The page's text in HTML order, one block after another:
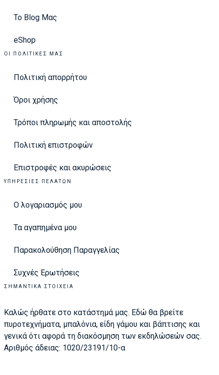
Το Blog Μας
eShop
ΟΙ ΠΟΛΙΤΙΚΈΣ ΜΑΣ
Πολιτική απορρήτου
Όροι χρήσης
Τρόποι πληρωμής και αποστολής
Πολιτική επιστροφών
Επιστροφές και ακυρώσεις
ΥΠΗΡΕΣΊΕΣ ΠΕΛΑΤΏΝ
Ο λογαριασμός μου
Τα αγαπημένα μου
Παρακολούθηση Παραγγελίας
Συχνές Ερωτήσεις
ΣΗΜΑΝΤΙΚΆ ΣΤΟΙΧΕΊΑ
Καλώς ήρθατε στο κατάστημά μας. Εδώ θα βρείτε
πυροτεχνήματα, μπαλόνια, είδη γάμου και βάπτισης και
γενικά ότι αφορά τη διακόσμηση των εκδηλώσεών σας.
Αριθμός άδειας: 1020/23191/10-α